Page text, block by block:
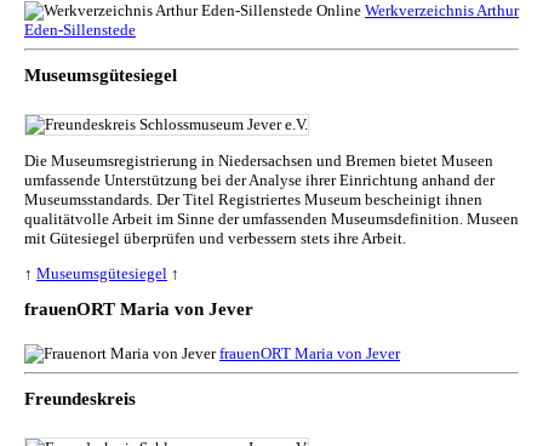
Werkverzeichnis Arthur
Eden-Sillenstede
Museumsgütesiegel
Die Museumsregistrierung in Niedersachsen und Bremen bietet Museen
umfassende Unterstützung bei der Analyse ihrer Einrichtung anhand der
Museumsstandards. Der Titel Registriertes Museum bescheinigt ihnen
qualitätvolle Arbeit im Sinne der umfassenden Museumsdefinition. Museen
mit Gütesiegel überprüfen und verbessern stets ihre Arbeit.
↑ Museumsgütesiegel ↑
frauenORT Maria von Jever
frauenORT Maria von Jever
Freundeskreis